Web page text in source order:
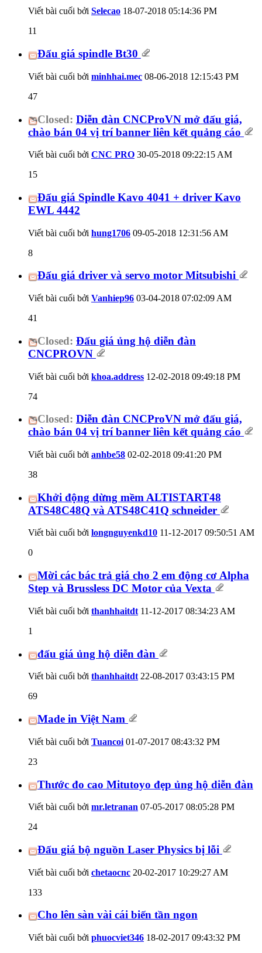
Viết bài cuối bởi Selecao 18-07-2018 05:14:36 PM
11
Đấu giá spindle Bt30
Viết bài cuối bởi minhhai.mec 08-06-2018 12:15:43 PM
47
Closed: Diễn đàn CNCProVN mở đấu giá,
chào bán 04 vị trí banner liên kết quảng cáo
Viết bài cuối bởi CNC PRO 30-05-2018 09:22:15 AM
15
Đấu giá Spindle Kavo 4041 + driver Kavo
EWL 4442
Viết bài cuối bởi hung1706 09-05-2018 12:31:56 AM
8
Đấu giá driver và servo motor Mitsubishi
Viết bài cuối bởi Vanhiep96 03-04-2018 07:02:09 AM
41
Closed: Đấu giá ủng hộ diễn đàn
CNCPROVN
Viết bài cuối bởi khoa.address 12-02-2018 09:49:18 PM
74
Closed: Diễn đàn CNCProVN mở đấu giá,
chào bán 04 vị trí banner liên kết quảng cáo
Viết bài cuối bởi anhbe58 02-02-2018 09:41:20 PM
38
Khởi động dừng mềm ALTISTART48
ATS48C48Q và ATS48C41Q schneider
Viết bài cuối bởi longnguyenkd10 11-12-2017 09:50:51 AM
0
Mời các bác trả giá cho 2 em động cơ Alpha
Step và Brussless DC Motor của Vexta
Viết bài cuối bởi thanhhaitdt 11-12-2017 08:34:23 AM
1
đấu giá ủng hộ diễn đàn
Viết bài cuối bởi thanhhaitdt 22-08-2017 03:43:15 PM
69
Made in Việt Nam
Viết bài cuối bởi Tuancoi 01-07-2017 08:43:32 PM
23
Thước đo cao Mitutoyo đẹp ủng hộ diễn đàn
Viết bài cuối bởi mr.letranan 07-05-2017 08:05:28 PM
24
Đấu giá bộ nguồn Laser Physics bị lỗi
Viết bài cuối bởi chetaocnc 20-02-2017 10:29:27 AM
133
Cho lên sàn vài cái biến tần ngon
Viết bài cuối bởi phuocviet346 18-02-2017 09:43:32 PM